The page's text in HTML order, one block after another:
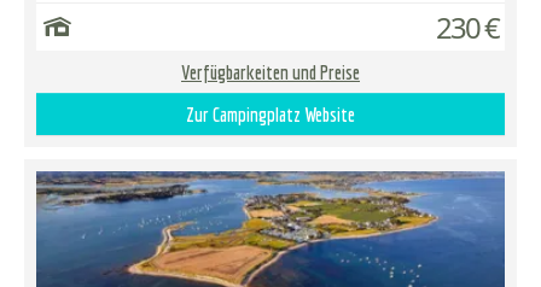
230 €
Verfügbarkeiten und Preise
Zur Campingplatz Website